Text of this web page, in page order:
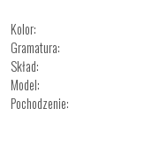
Kolor:
Gramatura:
Skład:
Model:
Pochodzenie: